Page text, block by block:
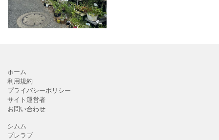
アート作品の発信、演芸
レッスンを開催されてい
る園
ホーム
利用規約
プライバシーポリシー
サイト運営者
お問い合わせ
シムム
ブレラブ